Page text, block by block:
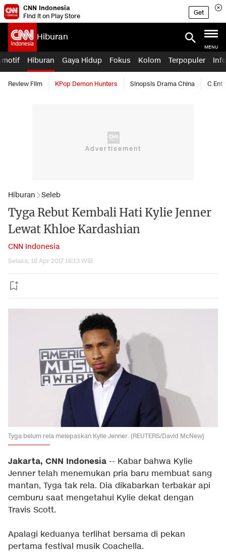
CNN Indonesia
Find it on Play Store
Get
Hiburan
MENU
Hiburan Gaya Hidup Fokus Kolom Terpopuler
Review Film KPop Demon Hunters Sinopsis Drama China C Ent
Hiburan Seleb
Tyga Rebut Kembali Hati Kylie Jenner
Lewat Khloe Kardashian
CNN Indonesia
Selasa, 18 Apr 2017 16:13 WIB
Tyga belum rela melepaskan Kylie Jenner. (REUTERS/David McNew)
Jakarta, CNN Indonesia -- Kabar bahwa Kylie
Jenner telah menemukan pria baru membuat sang
mantan, Tyga tak rela. Dia dikabarkan terbakar api
cemburu saat mengetahui Kylie dekat dengan
Travis Scott.
Apalagi keduanya terlihat bersama di pekan
pertama festival musik Coachella.